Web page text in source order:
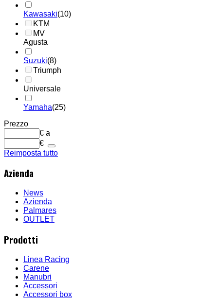
Kawasaki(10)
KTM
MV
Agusta
Suzuki(8)
Triumph
Universale
Yamaha(25)
Prezzo
€ a
€
Reimposta tutto
Azienda
News
Azienda
Palmares
OUTLET
Prodotti
Linea Racing
Carene
Manubri
Accessori
Accessori box